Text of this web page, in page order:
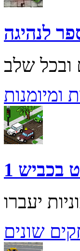
לנהיגה
ומיומנות
בכביש 1
שונים